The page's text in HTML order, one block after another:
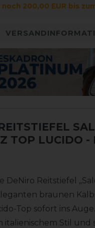
200,00 EUR bis
TOP LUCIDO -
DeNiro Reitstiefel
braunen
Top sofort ins
italienischem Stil und